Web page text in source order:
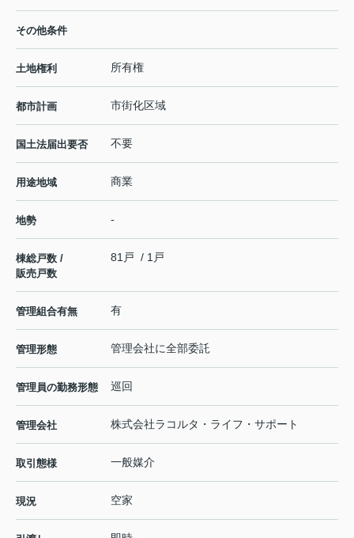
その他条件
土地権利 所有権
都市計画 市街化区域
国土法届出要否 不要
用途地域 商業
地勢 -
棟総戸数 /
販売戸数
81戸 / 1戸
管理組合有無 有
管理形態 管理会社に全部委託
管理員の勤務形態 巡回
管理会社 株式会社ラコルタ・ライフ・サポート
取引態様 一般媒介
現況 空家